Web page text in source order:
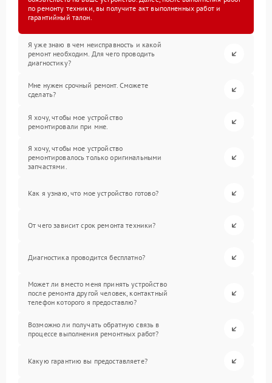
по ремонту техники, вы получите акт выполненных работ и
гарантийный талон.
Я уже знаю в чем неисправность и какой
ремонт необходим. Для чего проводить
диагностику?
Мне нужен срочный ремонт. Сможете
сделать?
Я хочу, чтобы мое устройство
ремонтировали при мне.
Я хочу, чтобы мое устройство
ремонтировалось только оригинальными
запчастями.
Как я узнаю, что мое устройство готово?
От чего зависит срок ремонта техники?
Диагностика проводится бесплатно?
Может ли вместо меня принять устройство
после ремонта другой человек, контактный
телефон которого я предоставлю?
Возможно ли получать обратную связь в
процессе выполнения ремонтных работ?
Какую гарантию вы предоставляете?